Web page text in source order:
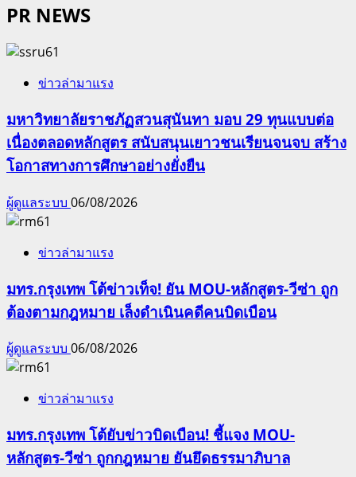
PR NEWS
ข่าวล่ามาแรง
มหาวิทยาลัยราชภัฏสวนสุนันทา มอบ 29 ทุนแบบต่อ
เนื่องตลอดหลักสูตร สนับสนุนเยาวชนเรียนจนจบ สร้าง
โอกาสทางการศึกษาอย่างยั่งยืน
ผู้ดูแลระบบ 06/08/2026
ข่าวล่ามาแรง
มทร.กรุงเทพ โต้ข่าวเท็จ! ยัน MOU-หลักสูตร-วีซ่า ถูก
ต้องตามกฎหมาย เล็งดำเนินคดีคนบิดเบือน
ผู้ดูแลระบบ 06/08/2026
ข่าวล่ามาแรง
มทร.กรุงเทพ โต้ยับข่าวบิดเบือน! ชี้แจง MOU-
หลักสูตร-วีซ่า ถูกกฎหมาย ยันยึดธรรมาภิบาล